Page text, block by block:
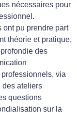
nécessaires pour
ont pu prendre part
théorie et pratique,
des
via
des ateliers
questions
sur la